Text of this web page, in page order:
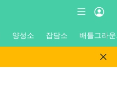
양성소 잡담소 배틀그라